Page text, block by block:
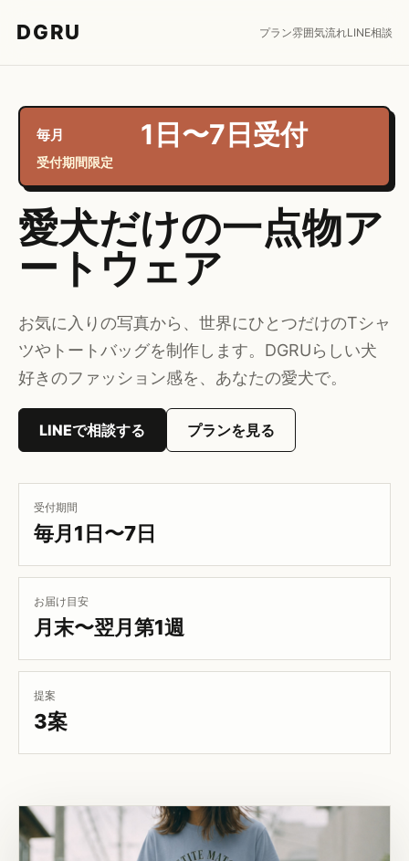
DGRU プラン雰囲気流れLINE相談
毎月 1日〜7日受付
受付期間限定
愛犬だけの一点物ア
ートウェア
お気に入りの写真から、世界にひとつだけのTシャ
ツやトートバッグを制作します。DGRUらしい犬
好きのファッション感を、あなたの愛犬で。
LINEで相談する プランを見る
受付期間
毎月1日〜7日
お届け目安
月末〜翌月第1週
提案
3案